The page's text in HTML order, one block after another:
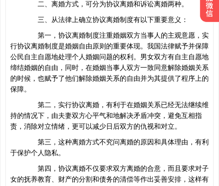
二、离婚方式，可分为协议离婚和诉讼离婚两种。
三、从法律上确立协议离婚制度有以下重要意义：
第一，协议离婚制度注重婚姻双方当事人的主观意愿，实
行协议离婚制度是婚姻自由原则的重要体现。我国法律赋予并保障
公民自主自愿地处理个人婚姻问题的权利。男女双方有自主自愿地
缔结婚姻的自由，同时，在婚姻当事人双方一致同意解除婚姻关系
的时候，也赋予了他们解除婚姻关系的自由并为其提供了程序上的
保障。
第二，实行协议离婚，有利于在婚姻关系已经无法继续维
持的情况下，由夫妻双方心平气和地解决矛盾冲突，避免互相指
责，消除对立情绪，更可以减少日后双方的仇视和对立。
第三，这种离婚方式不究问离婚的原因和具体理由，有利
于保护个人隐私。
第四，协议离婚不仅要求双方离婚的合意，而且要求对子
女的抚养教育、财产的分割和债务的清偿等作出妥善安排，这样有